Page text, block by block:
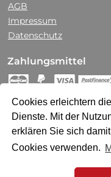
Cookies erleichtern
Dienste. Mit der
erklären Sie sich
Cookies verwenden.
AGB
Impressum
Datenschutz
Zahlungsmittel
Social Media
Zertifikat